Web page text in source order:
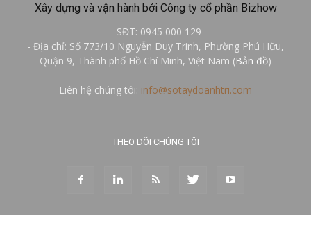
Xây dựng và vận hành bởi Công ty cổ phần Bizhow
- SĐT: 0945 000 129
- Địa chỉ: Số 773/10 Nguyễn Duy Trinh, Phường Phú Hữu,
Quận 9, Thành phố Hồ Chí Minh, Việt Nam (Bản đồ)
Liên hệ chúng tôi: info@sotaydoanhtri.com
THEO DÕI CHÚNG TÔI